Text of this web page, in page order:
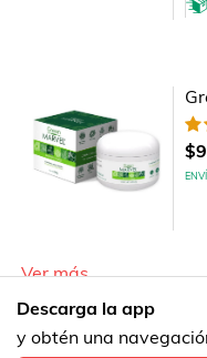
Ver más
Descarga la app
y obtén una